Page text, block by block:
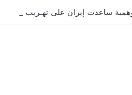
ساعدت إيران على تهـريب الأموال